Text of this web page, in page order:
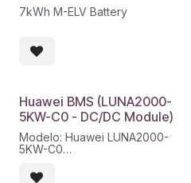
7kWh M-ELV Battery
Huawei BMS (LUNA2000-
5KW-C0 - DC/DC Module)
Modelo: Huawei LUNA2000-
5KW-C0
Función: Control, protección y